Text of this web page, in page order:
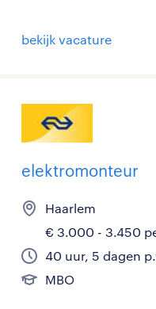
bekijk vacature
elektromonteur
Haarlem
€ 3.000 - 3.450
40 uur, 5 dagen
MBO